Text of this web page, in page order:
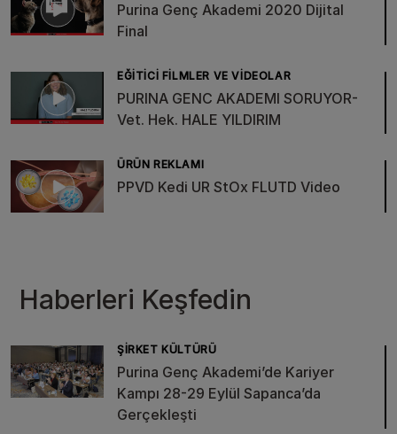
Purina Genç Akademi 2020 Dijital
Final
EĞITICI FILMLER VE VIDEOLAR
PURINA GENC AKADEMI SORUYOR-
Vet. Hek. HALE YILDIRIM
ÜRÜN REKLAMI
PPVD Kedi UR StOx FLUTD Video
Haberleri Keşfedin
ŞIRKET KÜLTÜRÜ
Purina Genç Akademi’de Kariyer
Kampı 28-29 Eylül Sapanca’da
Gerçekleşti